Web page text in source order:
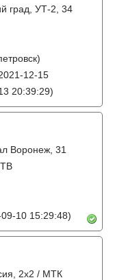
град, УТ-2, 34
12-15
20:39:29)
Воронеж, 31
10 15:29:48)
2x2 / МТК